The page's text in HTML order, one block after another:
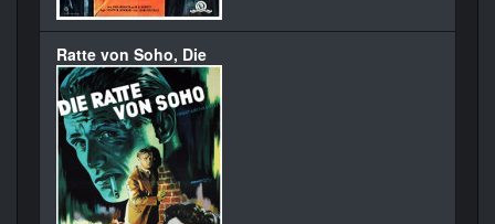
Ratte von Soho, Die